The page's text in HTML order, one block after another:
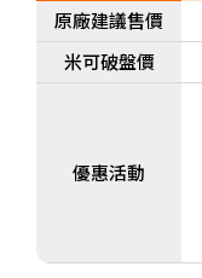
原廠建議售價
米可破盤價
優惠活動